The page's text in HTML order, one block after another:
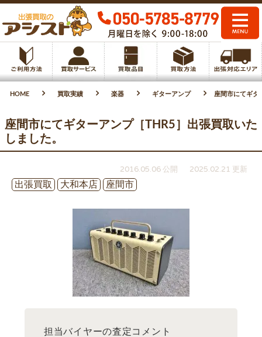
HOME 買取実績 楽器 ギターアンプ 座間市にてギタ
座間市にてギターアンプ［THR5］出張買取いた
しました。
2016.05.06 公開
2025.02.21 更新
出張買取
大和本店 座間市
担当バイヤーの査定コメント